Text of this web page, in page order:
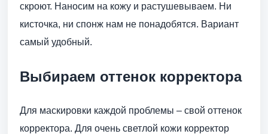
скроют. Наносим на кожу и растушевываем. Ни
кисточка, ни спонж нам не понадобятся. Вариант
самый удобный.
Выбираем оттенок корректора
Для маскировки каждой проблемы – свой оттенок
корректора. Для очень светлой кожи корректор